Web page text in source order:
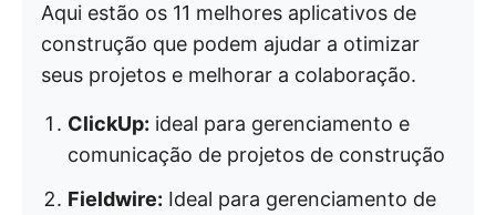
Aqui estão os 11 melhores aplicativos de
construção que podem ajudar a otimizar
seus projetos e melhorar a colaboração.
ClickUp: ideal para gerenciamento e
comunicação de projetos de construção
Fieldwire: Ideal para gerenciamento de